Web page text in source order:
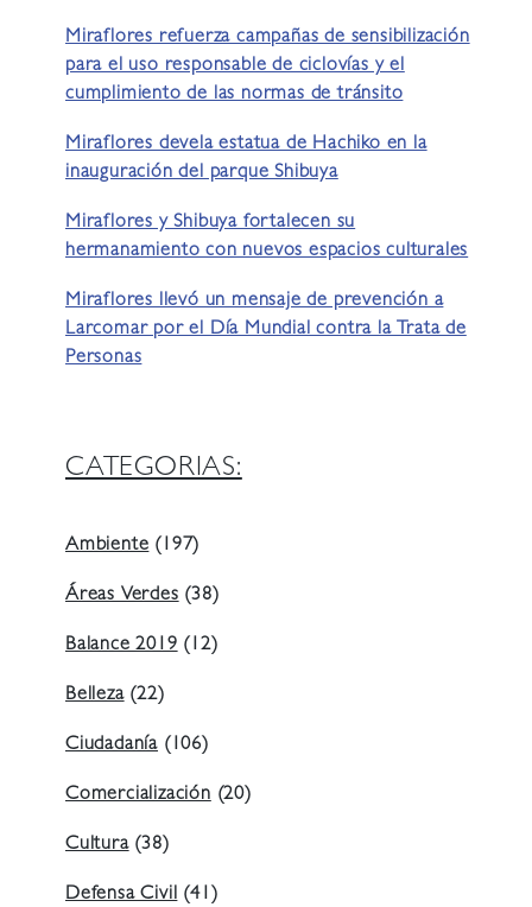
Miraflores refuerza campañas de sensibilización
para el uso responsable de ciclovías y el
cumplimiento de las normas de tránsito
Miraflores devela estatua de Hachiko en la
inauguración del parque Shibuya
Miraflores y Shibuya fortalecen su
hermanamiento con nuevos espacios culturales
Miraflores llevó un mensaje de prevención a
Larcomar por el Día Mundial contra la Trata de
Personas
CATEGORIAS:
Ambiente (197)
Áreas Verdes (38)
Balance 2019 (12)
Belleza(22)
Ciudadanía (106)
Comercialización (20)
Cultura(38)
Defensa Civil (41)